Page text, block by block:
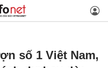
số 1 Việt Nam,